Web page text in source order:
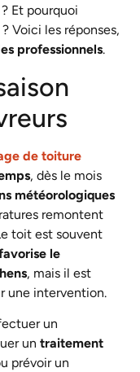
Et pourquoi
Voici les réponses,
professionnels.
de toiture
, dès le mois
météorologiques
remontent
toit est souvent
le
, mais il est
une intervention.
un
untraitement
prévoir un